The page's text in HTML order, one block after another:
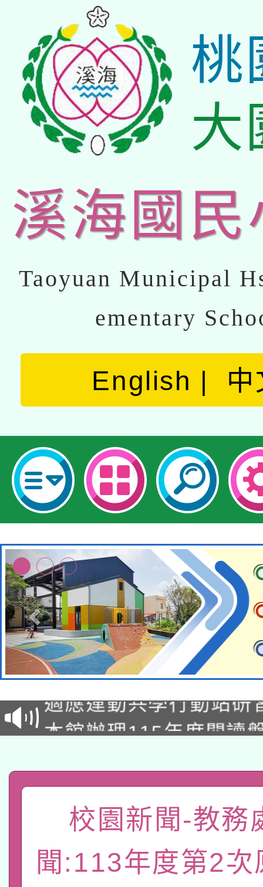
桃
大
溪海國民
Taoyuan Municipal
ementary
English 中
本校115學年度第2次
招甄選結果公告(無人
招)
本館辦理115年度閱讀
礎課程
A3數位素養講師名單
「數位內容與教學軟
pilot」
薪期間赴陸應申請許可
轉知經濟部水利署委託
校園新聞-教務
聞:113年度第2次